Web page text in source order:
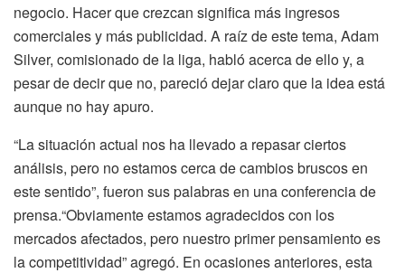
negocio. Hacer que crezcan significa más ingresos
comerciales y más publicidad. A raíz de este tema, Adam
Silver, comisionado de la liga, habló acerca de ello y, a
pesar de decir que no, pareció dejar claro que la idea está
aunque no hay apuro.
“La situación actual nos ha llevado a repasar ciertos
análisis, pero no estamos cerca de cambios bruscos en
este sentido”, fueron sus palabras en una conferencia de
prensa.“Obviamente estamos agradecidos con los
mercados afectados, pero nuestro primer pensamiento es
la competitividad” agregó. En ocasiones anteriores, esta